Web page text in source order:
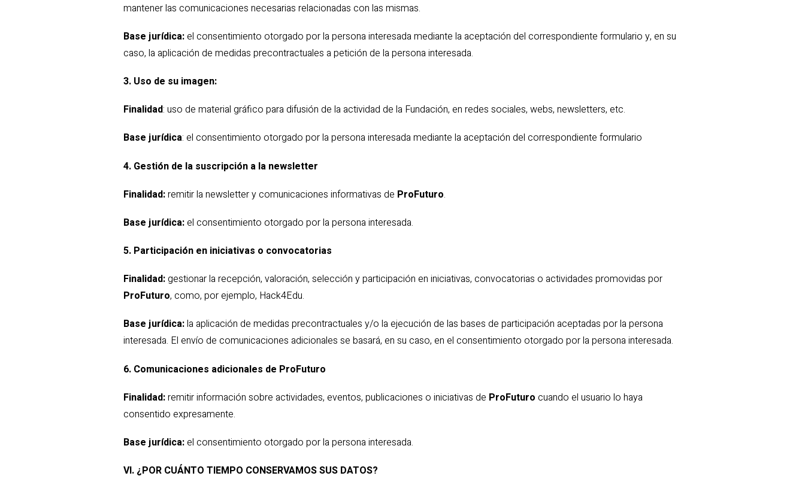
mantener las comunicaciones necesarias relacionadas con las mismas.
Base jurídica:el consentimiento otorgado por la persona interesada mediante la aceptación del correspondiente formulario y, en su
caso, la aplicación de medidas precontractuales a petición de la persona interesada.
3. Uso de su imagen:
Finalidad: uso de material gráfico para difusión de la actividad de la Fundación, en redes sociales, webs, newsletters, etc.
Base jurídica: el consentimiento otorgado por la persona interesada mediante la aceptación del correspondiente formulario
4. Gestión de la suscripción a la newsletter
Finalidad:remitir la newsletter y comunicaciones informativas de ProFuturo.
Base jurídica:el consentimiento otorgado por la persona interesada.
5. Participación en iniciativas o convocatorias
Finalidad:gestionar la recepción, valoración, selección y participación en iniciativas, convocatorias o actividades promovidas por
ProFuturo, como, por ejemplo, Hack4Edu.
Base jurídica:la aplicación de medidas precontractuales y/o la ejecución de las bases de participación aceptadas por la persona
interesada. El envío de comunicaciones adicionales se basará, en su caso, en el consentimiento otorgado por la persona interesada.
6. Comunicaciones adicionales de ProFuturo
Finalidad:remitir información sobre actividades, eventos, publicaciones o iniciativas de ProFuturo cuando el usuario lo haya
consentido expresamente.
Base jurídica:el consentimiento otorgado por la persona interesada.
VI. ¿POR CUÁNTO TIEMPO CONSERVAMOS SUS DATOS?